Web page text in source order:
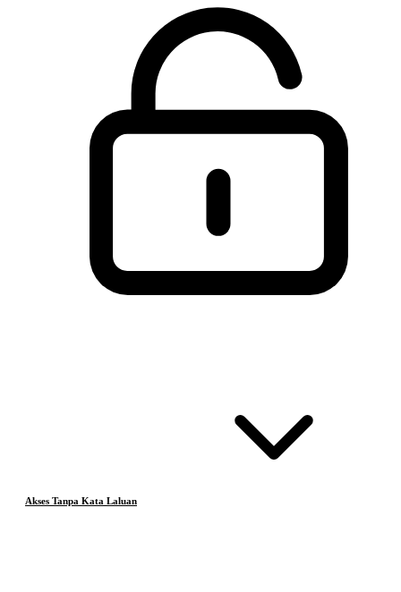
Akses Tanpa Kata Laluan